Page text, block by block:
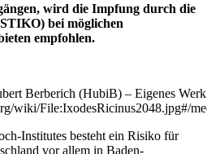
wird die Impfung durch die
bei möglichen
empfohlen.
Berberich (HubiB) – Eigenes
wiki/File:IxodesRicinus2048.jpg#/
Institutes besteht ein Risiko für
vor allem in Baden-